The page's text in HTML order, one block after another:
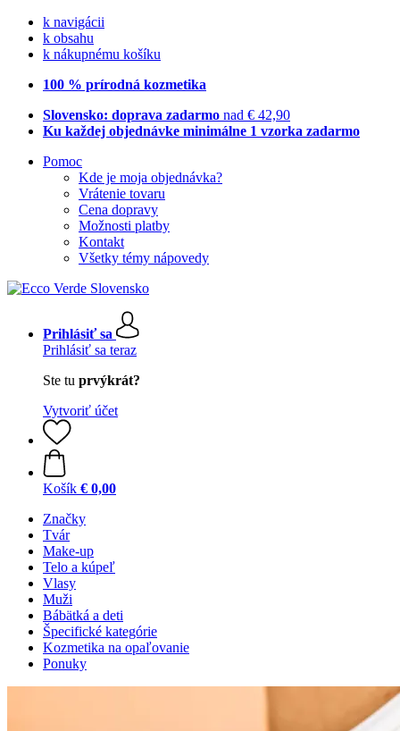
k navigácii
k obsahu
k nákupnému košíku
100 % prírodná kozmetika
Slovensko: doprava zadarmo nad € 42,90
Ku každej objednávke minimálne 1 vzorka zadarmo
Pomoc
Kde je moja objednávka?
Vrátenie tovaru
Cena dopravy
Možnosti platby
Kontakt
Všetky témy nápovedy
Prihlásiť sa
Prihlásiť sa teraz
Ste tu prvýkrát?
Vytvoriť účet
Košík € 0,00
Značky
Tvár
Make-up
Telo a kúpeľ
Vlasy
Muži
Bábätká a deti
Špecifické kategórie
Kozmetika na opaľovanie
Ponuky